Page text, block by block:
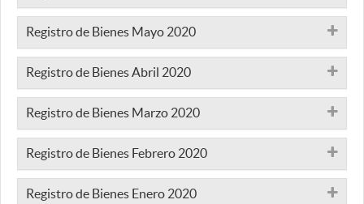
Registro de Bienes Mayo 2020
Registro de Bienes Abril 2020
Registro de Bienes Marzo 2020
Registro de Bienes Febrero 2020
Registro de Bienes Enero 2020